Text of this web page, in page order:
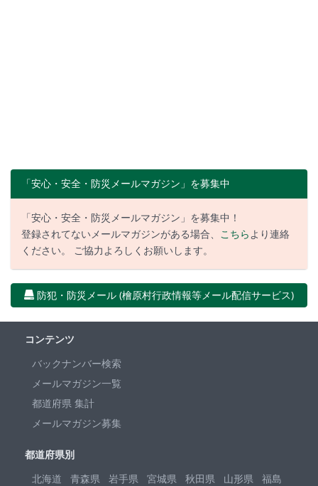
「安心・安全・防災メールマガジン」を募集中
「安心・安全・防災メールマガジン」を募集中！
登録されてないメールマガジンがある場合、 こちらより連絡
ください。 ご協力よろしくお願いします。
防犯・防災メール (檜原村行政情報等メール配信サービス)
コンテンツ
バックナンバー検索
メールマガジン一覧
都道府県 集計
メールマガジン募集
都道府県別
北海道
青森県 岩手県 宮城県 秋田県 山形県 福島